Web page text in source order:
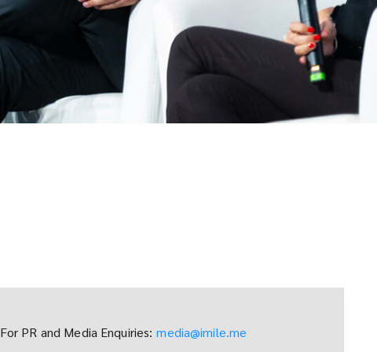
For PR and Media Enquiries: media@imile.me